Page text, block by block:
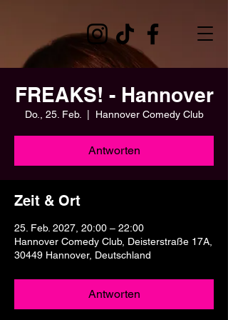
FREAKS! - Hannover
Do., 25. Feb. Hannover Comedy Club
Antworten
Zeit & Ort
25. Feb. 2027, 20:00 – 22:00
Hannover Comedy Club, Deisterstraße 17A,
30449 Hannover, Deutschland
Antworten